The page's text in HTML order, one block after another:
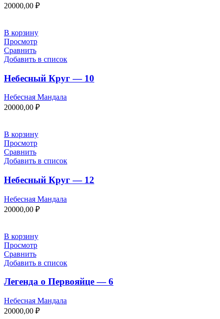
20000,00 ₽
В корзину
Просмотр
Сравнить
Добавить в список
Небесный Круг — 10
Небесная Мандала
20000,00 ₽
В корзину
Просмотр
Сравнить
Добавить в список
Небесный Круг — 12
Небесная Мандала
20000,00 ₽
В корзину
Просмотр
Сравнить
Добавить в список
Легенда о Первояйце — 6
Небесная Мандала
20000,00 ₽